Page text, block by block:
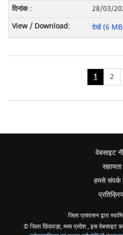
28/03/
देखें (6
1 2
वेबसाइट
सहायता
हमसे
जिला प्रशासन द्वारा
© जिला छिंदवाड़ा, मध्य प्रदेश , इस वेबसाइट का